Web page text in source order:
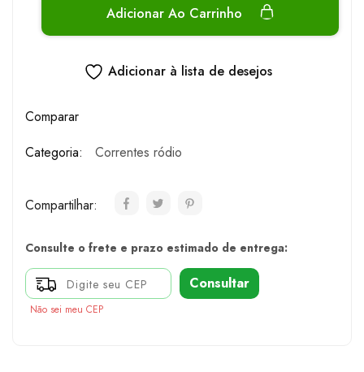
Adicionar Ao Carrinho
Adicionar à lista de desejos
Comparar
Categoria:
Correntes ródio
Compartilhar:
Consulte o frete e prazo estimado de entrega:
Consultar
Não sei meu CEP